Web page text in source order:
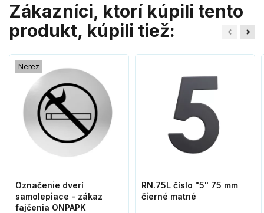
Zákazníci, ktorí kúpili tento
produkt, kúpili tiež:
Nerez
Označenie dverí
samolepiace - zákaz
fajčenia ONPAPK
RN.75L číslo "5" 75 mm
čierné matné